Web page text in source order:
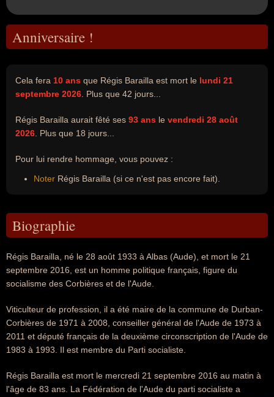
Anniversaire !
Cela fera 10 ans que Régis Barailla est mort le lundi 21
septembre 2026 . Plus que 42 jours...
Régis Barailla aurait fêté ses 93 ans le vendredi 28 août
2026 . Plus que 18 jours...
Pour lui rendre hommage, vous pouvez :
Noter Régis Barailla (si ce n'est pas encore fait).
Biographie
Régis Barailla, né le 28 août 1933 à Albas (Aude), et mort le 21
septembre 2016, est un homme politique français, figure du
socialisme des Corbières et de l'Aude.
Viticulteur de profession, il a été maire de la commune de Durban-
Corbières de 1971 à 2008, conseiller général de l'Aude de 1973 à
2011 et député français de la deuxième circonscription de l'Aude de
1983 à 1993. Il est membre du Parti socialiste.
Régis Barailla est mort le mercredi 21 septembre 2016 au matin à
l'âge de 83 ans. La Fédération de l'Aude du parti socialiste a